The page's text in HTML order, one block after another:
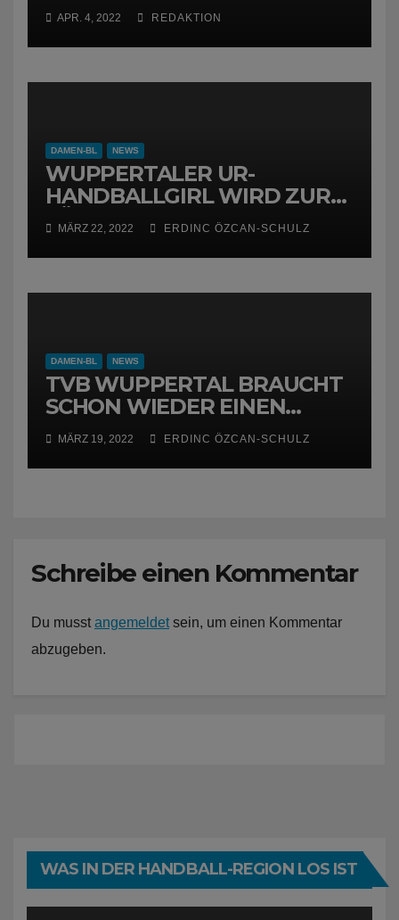
APR. 4, 2022 REDAKTION
DAMEN-BL NEWS
WUPPERTALER UR-
HANDBALLGIRL WIRD ZUR
FÜCHSIN
MÄRZ 22, 2022 ERDINC ÖZCAN-SCHULZ
DAMEN-BL NEWS
TVB WUPPERTAL BRAUCHT
SCHON WIEDER EINEN
NEUEN TRAINER
MÄRZ 19, 2022 ERDINC ÖZCAN-SCHULZ
Schreibe einen Kommentar
Du musst angemeldetsein, um einen Kommentar
abzugeben.
WAS IN DER HANDBALL-REGION LOS IST